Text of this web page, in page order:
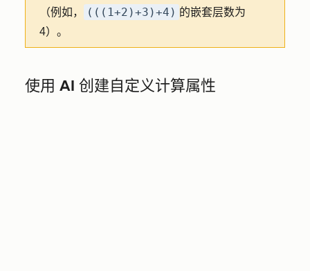
（例如，
(((1+2)+3)+4) 的嵌套层数为
4）。
使用 AI 创建自定义计算属性